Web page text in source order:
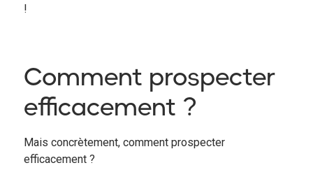
!
Comment prospecter
efficacement ?
Mais concrètement, comment prospecter
efficacement ?